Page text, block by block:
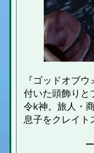
『ゴッドオブ
付いた頭飾りと
令k神。旅人・
息子をクレイト